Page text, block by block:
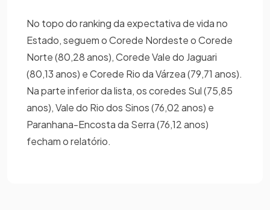
No topo do ranking da expectativa de vida no
Estado, seguem o Corede Nordeste o Corede
Norte (80,28 anos), Corede Vale do Jaguari
(80,13 anos) e Corede Rio da Várzea (79,71 anos).
Na parte inferior da lista, os coredes Sul (75,85
anos), Vale do Rio dos Sinos (76,02 anos) e
Paranhana-Encosta da Serra (76,12 anos)
fecham o relatório.